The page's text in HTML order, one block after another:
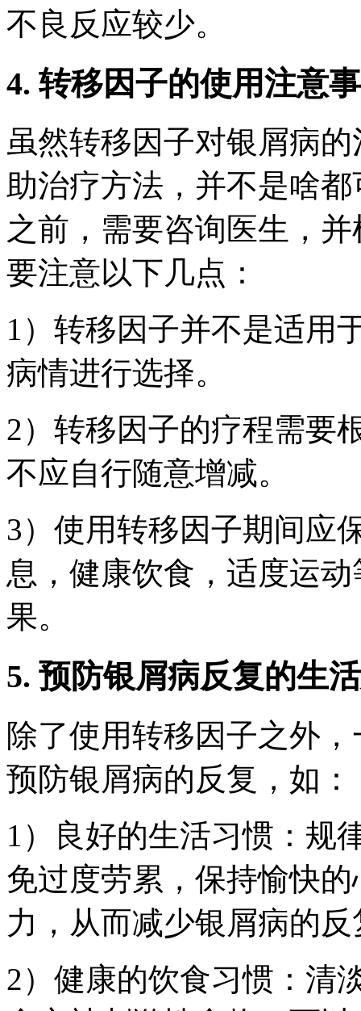
不良反应较少。
4. 转移因子的使用注意
虽然转移因子对银屑病
助治疗方法，并不是啥
之前，需要咨询医生，
要注意以下几点：
1）转移因子并不是适用
病情进行选择。
2）转移因子的疗程需要
不应自行随意增减。
3）使用转移因子期间应
息，健康饮食，适度运
果。
5. 预防银屑病反复的生
除了使用转移因子之外
预防银屑病的反复，如：
1）良好的生活习惯：规
免过度劳累，保持愉快
力，从而减少银屑病的反
2）健康的饮食习惯：清